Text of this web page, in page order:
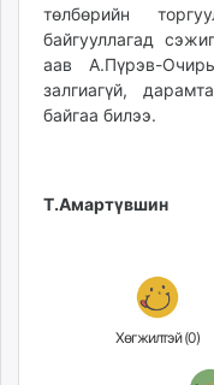
tvmongolia.mn
mass.mn
unegui.mn
assa.mn
paparazzi.mn
төлбөрийн
байгууллагад
аав А.Пүрэв-
залгиагүй,
байгаа билээ.
Т.Амартүвшин
Хөгжилтэй (0)